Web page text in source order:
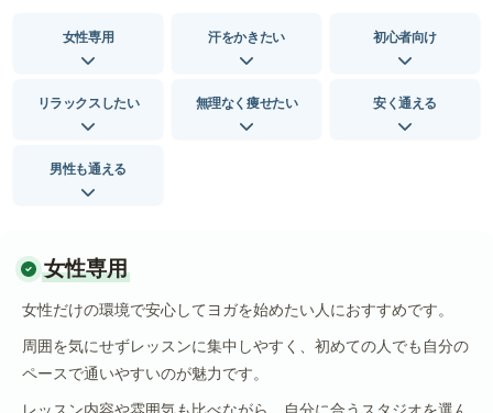
女性専用 汗をかきたい 初心者向け
リラックスしたい 無理なく痩せたい 安く通える
男性も通える
女性専用
女性だけの環境で安心してヨガを始めたい人におすすめです。
周囲を気にせずレッスンに集中しやすく、初めての人でも自分の
ペースで通いやすいのが魅力です。